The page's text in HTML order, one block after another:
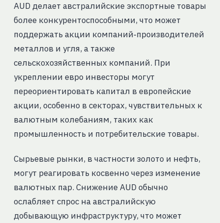
AUD делает австралийские экспортные товары
более конкурентоспособными, что может
поддержать акции компаний‑производителей
металлов и угля, а также
сельскохозяйственных компаний. При
укреплении евро инвесторы могут
переориентировать капитал в европейские
акции, особенно в секторах, чувствительных к
валютным колебаниям, таких как
промышленность и потребительские товары.
Сырьевые рынки, в частности золото и нефть,
могут реагировать косвенно через изменение
валютных пар. Снижение AUD обычно
ослабляет спрос на австралийскую
добывающую инфраструктуру, что может